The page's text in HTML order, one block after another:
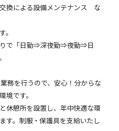
換による設備メンテナンス な
。
で「日勤⇒深夜勤⇒夜勤⇒日
務を行うので、安心！分からな
境です。
休憩所を設置し、年中快適な環
す。制服・保護具を支給いたし